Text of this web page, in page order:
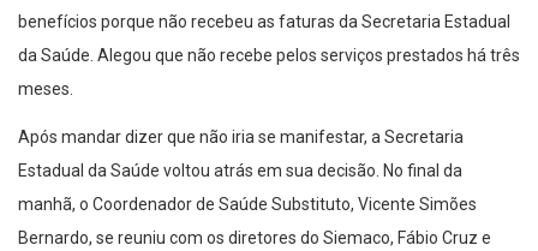
benefícios porque não recebeu as faturas da Secretaria Estadual
da Saúde. Alegou que não recebe pelos serviços prestados há três
meses.
Após mandar dizer que não iria se manifestar, a Secretaria
Estadual da Saúde voltou atrás em sua decisão. No final da
manhã, o Coordenador de Saúde Substituto, Vicente Simões
Bernardo, se reuniu com os diretores do Siemaco, Fábio Cruz e